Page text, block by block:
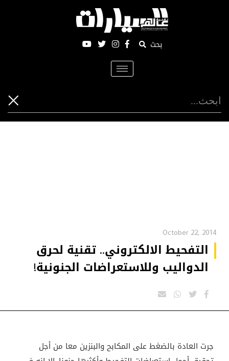
بحث
Toggle
navigation
October 22, 2014
التفحيط الالكتروني.. تقنية لحرق
الدواليب وللاستعراضات الجنونية!
جرت العادة بالضغط على المكابح والبنزين معا من أجل